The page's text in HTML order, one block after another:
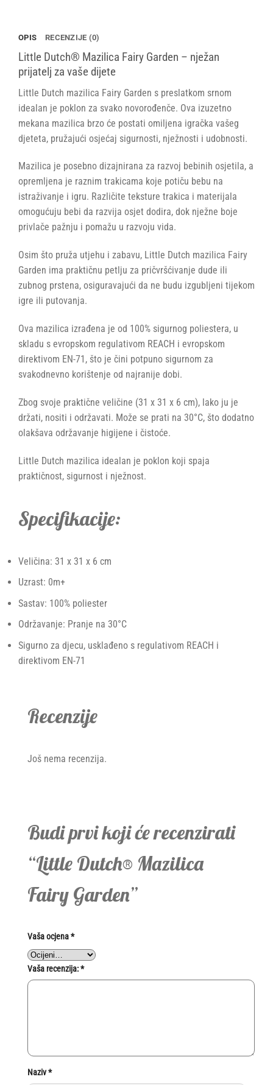
OPIS RECENZIJE (0)
Little Dutch® Mazilica Fairy Garden – nježan
prijatelj za vaše dijete
Little Dutch mazilica Fairy Garden s preslatkom srnom
idealan je poklon za svako novorođenče. Ova izuzetno
mekana mazilica brzo će postati omiljena igračka vašeg
djeteta, pružajući osjećaj sigurnosti, nježnosti i udobnosti.
Mazilica je posebno dizajnirana za razvoj bebinih osjetila, a
opremljena je raznim trakicama koje potiču bebu na
istraživanje i igru. Različite teksture trakica i materijala
omogućuju bebi da razvija osjet dodira, dok nježne boje
privlače pažnju i pomažu u razvoju vida.
Osim što pruža utjehu i zabavu, Little Dutch mazilica Fairy
Garden ima praktičnu petlju za pričvršćivanje dude ili
zubnog prstena, osiguravajući da ne budu izgubljeni tijekom
igre ili putovanja.
Ova mazilica izrađena je od 100% sigurnog poliestera, u
skladu s evropskom regulativom REACH i evropskom
direktivom EN-71, što je čini potpuno sigurnom za
svakodnevno korištenje od najranije dobi.
Zbog svoje praktične veličine (31 x 31 x 6 cm), lako ju je
držati, nositi i održavati. Može se prati na 30°C, što dodatno
olakšava održavanje higijene i čistoće.
Little Dutch mazilica idealan je poklon koji spaja
praktičnost, sigurnost i nježnost.
Specifikacije:
Veličina: 31 x 31 x 6 cm
Uzrast: 0m+
Sastav: 100% poliester
Održavanje: Pranje na 30°C
Sigurno za djecu, usklađeno s regulativom REACH i
direktivom EN-71
Recenzije
Još nema recenzija.
Budi prvi koji će recenzirati
“Little Dutch® Mazilica
Fairy Garden”
Vaša ocjena*
Vaša recenzija:*
Naziv*